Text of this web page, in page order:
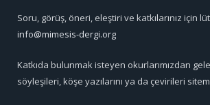
Soru, görüş, öneri, eleştiri ve katkılarınız için
info@mimesis-dergi.org
Katkıda bulunmak isteyen okurlarımızdan
söyleşileri, köşe yazılarını ya da çevirileri